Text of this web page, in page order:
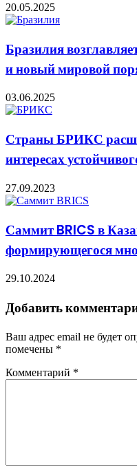
20.05.2025
Бразилия
и новый мировой
03.06.2025
Страны БРИКС
интересах
27.09.2023
Саммит BRICS в
формирующегося
29.10.2024
Добавить
Ваш адрес email не будет
помечены *
Комментарий *